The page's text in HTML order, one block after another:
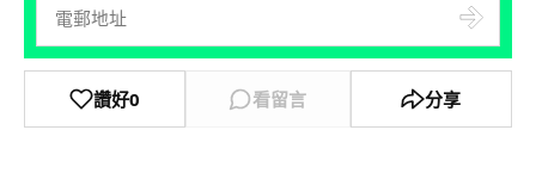
讚好0 看留言 分享